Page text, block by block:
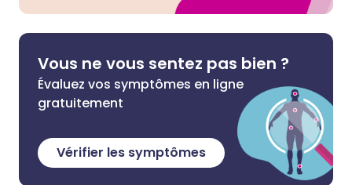
Vous ne vous sentez pas bien ?
Évaluez vos symptômes en ligne
gratuitement
Vérifier les symptômes